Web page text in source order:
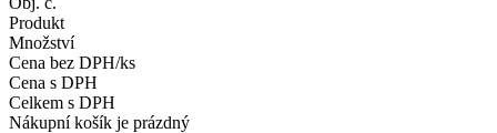
Produkt
Množství
Cena bez DPH/ks
Cena s DPH
Celkem s DPH
Nákupní košík je prázdný